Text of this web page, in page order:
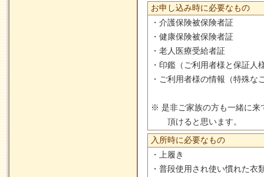
お申し込み時に必要なもの
・介護保険被保険者証
・健康保険被保険者証
・老人医療受給者証
・印鑑（ご利用者様と保証人
・ご利用者様の情報（特殊な
※ 是非ご家族の方も一緒に来
頂けると思います。
入所時に必要なもの
・上履き
・普段使用され使い慣れた衣